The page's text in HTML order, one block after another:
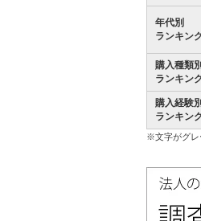
年代別
ランキン
購入種類別
ランキン
購入経験別
ランキン
※文字がグレ